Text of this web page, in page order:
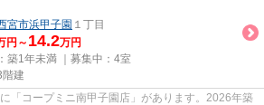
宮市浜甲子園 １丁目
円～ 14.2万円
築1年未満 ｜募集中： 4室
階建
「コープミニ南甲子園店」があります。2026年築